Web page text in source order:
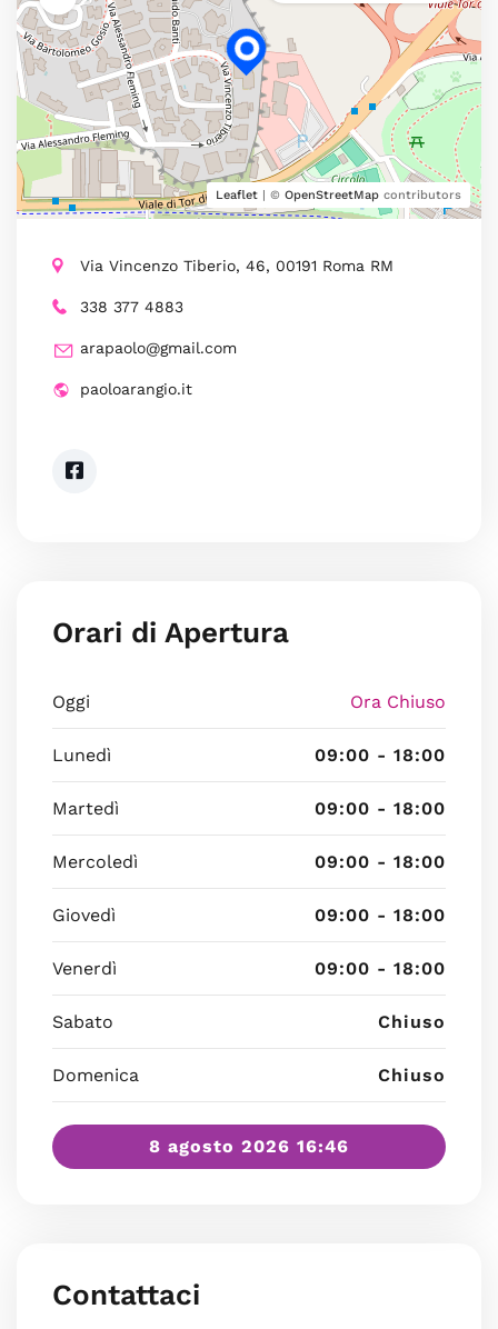
Leaflet | © OpenStreetMap contributors
Via Vincenzo Tiberio, 46, 00191 Roma RM
338 377 4883
arapaolo@gmail.com
paoloarangio.it
Orari di Apertura
Oggi Ora Chiuso
Lunedì 09:00 - 18:00
Martedì 09:00 - 18:00
Mercoledì 09:00 - 18:00
Giovedì 09:00 - 18:00
Venerdì 09:00 - 18:00
Sabato Chiuso
Domenica Chiuso
8 agosto 2026 16:46
Contattaci